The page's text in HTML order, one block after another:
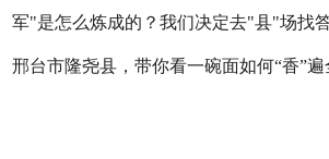
军"是怎么炼成的？我们决定去"县"场找
邢台市隆尧县，带你看一碗面如何“香”遍